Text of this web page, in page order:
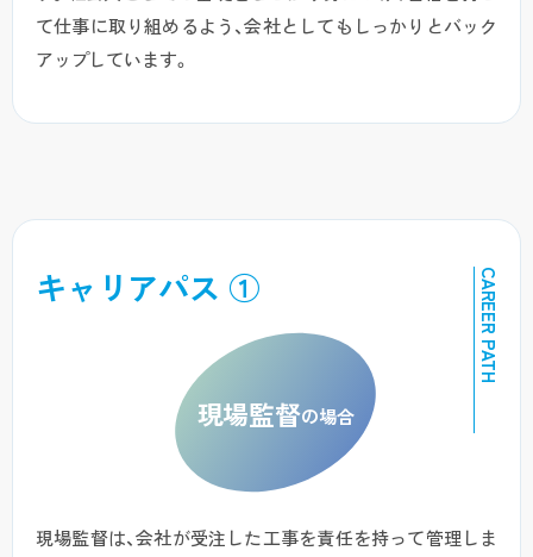
て仕事に取り組めるよう、会社としてもしっかりとバック
アップしています。
CAREER PATH
現場監督の場合
キャリアパス ①
現場監督は、会社が受注した工事を責任を持って管理しま